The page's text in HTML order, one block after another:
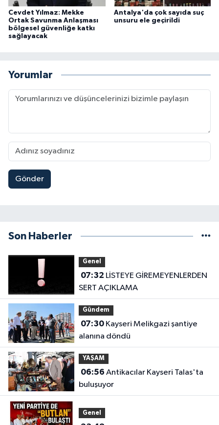
Cevdet Yılmaz: Mekke
Ortak Savunma Anlaşması
bölgesel güvenliğe katkı
sağlayacak
Antalya'da çok sayıda suç
unsuru ele geçirildi
Yorumlar
Gönder
Son Haberler
Genel
07:32
SERT AÇIKLAMA
Gündem
07:30Kayseri Melikgazi şantiye
alanına döndü
YAŞAM
06:56
buluşuyor
Genel